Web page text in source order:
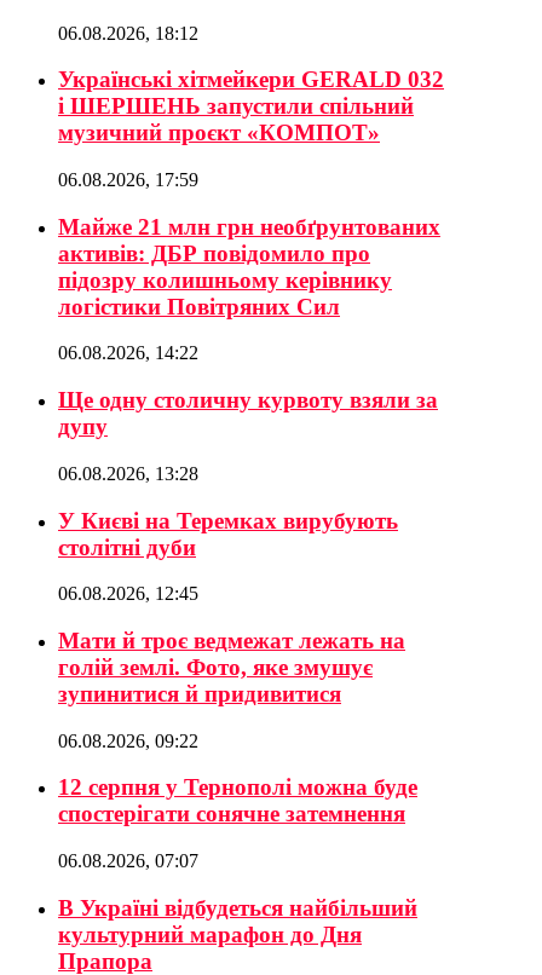
06.08.2026, 18:12
Українські хітмейкери GERALD 032
і ШЕРШЕНЬ запустили спільний
музичний проєкт «КОМПОТ»
06.08.2026, 17:59
Майже 21 млн грн необґрунтованих
активів: ДБР повідомило про
підозру колишньому керівнику
логістики Повітряних Сил
06.08.2026, 14:22
Ще одну столичну курвоту взяли за
дупу
06.08.2026, 13:28
У Києві на Теремках вирубують
столітні дуби
06.08.2026, 12:45
Мати й троє ведмежат лежать на
голій землі. Фото, яке змушує
зупинитися й придивитися
06.08.2026, 09:22
12 серпня у Тернополі можна буде
спостерігати сонячне затемнення
06.08.2026, 07:07
В Україні відбудеться найбільший
культурний марафон до Дня
Прапора